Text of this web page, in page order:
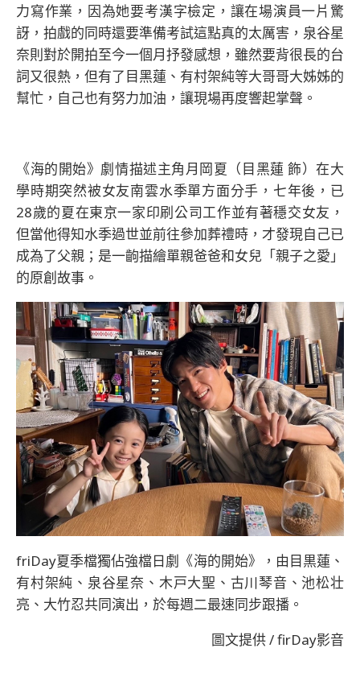
力寫作業，因為她要考漢字檢定，讓在場演員一片驚
訝，拍戲的同時還要準備考試這點真的太厲害，泉谷星
奈則對於開拍至今一個月抒發感想，雖然要背很長的台
詞又很熱，但有了目黑蓮、有村架純等大哥哥大姊姊的
幫忙，自己也有努力加油，讓現場再度響起掌聲。
《海的開始》劇情描述主角月岡夏（目黑蓮 飾）在大
學時期突然被女友南雲水季單方面分手，七年後，已
28歲的夏在東京一家印刷公司工作並有著穩交女友，
但當他得知水季過世並前往參加葬禮時，才發現自己已
成為了父親；是一齣描繪單親爸爸和女兒「親子之愛」
的原創故事。
friDay夏季檔獨佔強檔日劇《海的開始》，由目黒蓮、
有村架純、泉谷星奈、木戸大聖、古川琴音、池松壮
亮、大竹忍共同演出，於每週二最速同步跟播。
圖文提供 / firDay影音